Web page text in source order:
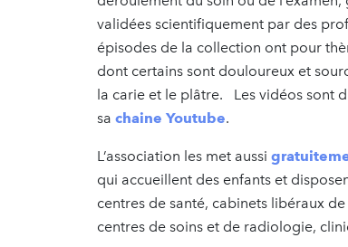
validées scientifiquement par des
épisodes de la collection ont pour
dont certains sont douloureux et
la carie et le plâtre. Les vidéos sont
sa chaine Youtube.
L’association les met aussi
qui accueillent des enfants et
centres de santé, cabinets libéraux
centres de soins et de radiologie,